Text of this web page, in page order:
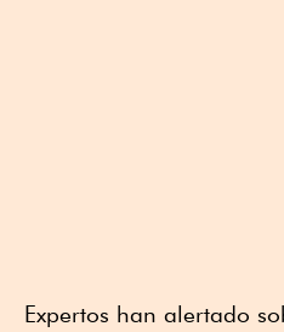
Expertos han alertado